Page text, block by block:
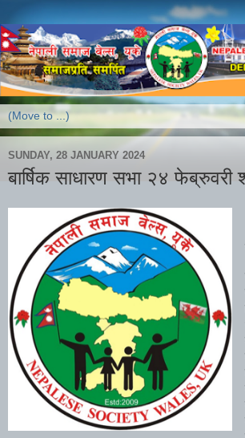
SUNDAY, 28 JANUARY 2024
बार्षिक साधारण सभा २४ फेब्रुवरी